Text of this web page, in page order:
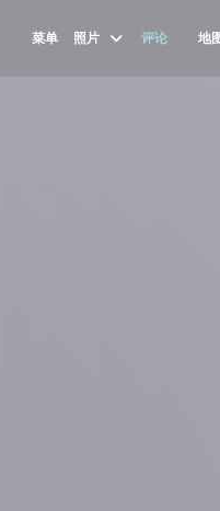
菜单 照片 评论 ((在
地